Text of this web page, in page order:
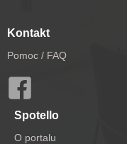
Kontakt
Pomoc / FAQ
Spotello
O portalu